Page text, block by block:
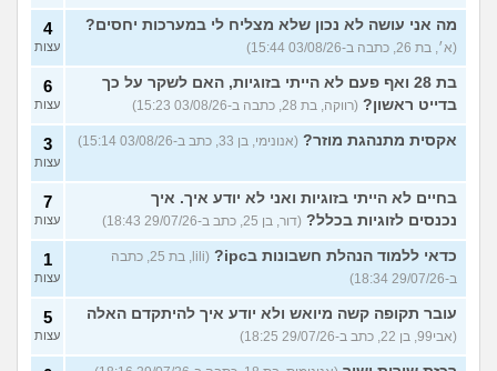
מה אני עושה לא נכון שלא מצליח לי במערכות יחסים?
(א׳, בת 26, כתבה ב-03/08/26 15:44)
4
עצות
בת 28 ואף פעם לא הייתי בזוגיות, האם לשקר על כך
בדייט ראשון? (רווקה, בת 28, כתבה ב-03/08/26 15:23)
6
עצות
אקסית מתנהגת מוזר? (אנונימי, בן 33, כתב ב-03/08/26 15:14) 3
עצות
בחיים לא הייתי בזוגיות ואני לא יודע איך. איך
נכנסים לזוגיות בכלל? (דור, בן 25, כתב ב-29/07/26 18:43)
7
עצות
כדאי ללמוד הנהלת חשבונות בipc?
(lili, בת 25, כתבה
ב-29/07/26 18:34)
1
עצות
עובר תקופה קשה מיואש ולא יודע איך להיתקדם האלה
(אבי99, בן 22, כתב ב-29/07/26 18:25)
5
עצות